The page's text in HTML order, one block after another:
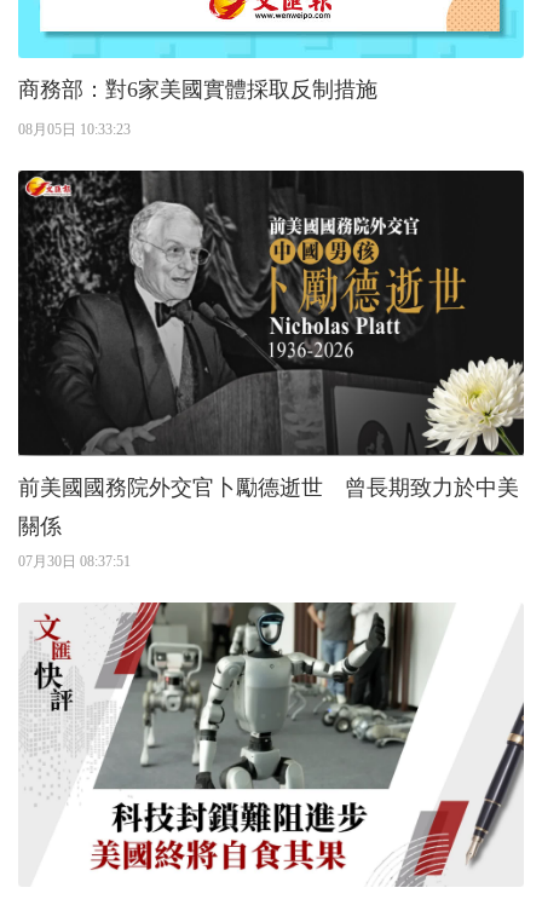
商務部：對6家美國實體採取反制措施
08月05日 10:33:23
前美國國務院外交官卜勵德逝世 曾長期致力於中美
關係
07月30日 08:37:51